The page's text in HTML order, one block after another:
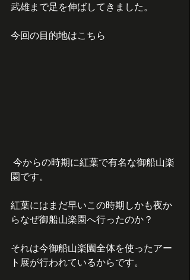
武雄まで足を伸ばしてきました。
今回の目的地はこちら
園です。
紅葉にはまだ早いこの時期しかも夜か
らなぜ御船山楽園へ行ったのか？
それは今御船山楽園全体を使ったアー
ト展が行われているからです。